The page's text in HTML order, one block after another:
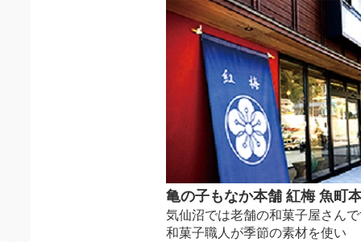
亀の子もなか本舗 紅梅 魚町
気仙沼では老舗の和菓子屋さん
和菓子職人が季節の素材を使い